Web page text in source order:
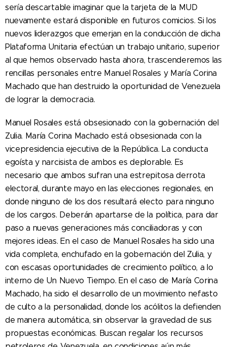
sería descartable imaginar que la tarjeta de la MUD
nuevamente estará disponible en futuros comicios. Si los
nuevos liderazgos que emerjan en la conducción de dicha
Plataforma Unitaria efectúan un trabajo unitario, superior
al que hemos observado hasta ahora, trascenderemos las
rencillas personales entre Manuel Rosales y María Corina
Machado que han destruido la oportunidad de Venezuela
de lograr la democracia.
Manuel Rosales está obsesionado con la gobernación del
Zulia. María Corina Machado está obsesionada con la
vicepresidencia ejecutiva de la República. La conducta
egoísta y narcisista de ambos es deplorable. Es
necesario que ambos sufran una estrepitosa derrota
electoral, durante mayo en las elecciones regionales, en
donde ninguno de los dos resultará electo para ninguno
de los cargos. Deberán apartarse de la política, para dar
paso a nuevas generaciones más conciliadoras y con
mejores ideas. En el caso de Manuel Rosales ha sido una
vida completa, enchufado en la gobernación del Zulia, y
con escasas oportunidades de crecimiento político, a lo
interno de Un Nuevo Tiempo. En el caso de María Corina
Machado, ha sido el desarrollo de un movimiento nefasto
de culto a la personalidad, donde los acólitos la defienden
de manera automática, sin observar la gravedad de sus
propuestas económicas. Buscan regalar los recursos